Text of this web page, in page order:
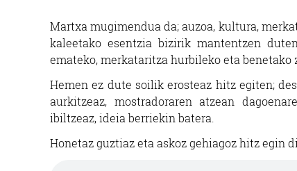
Martxa mugimendua da; auzoa, kultura,
kaleetako esentzia bizirik mantentzen
emateko, merkataritza hurbileko eta benetako
Hemen ez dute soilik erosteaz hitz egiten;
aurkitzeaz, mostradoraren atzean
ibiltzeaz, ideia berriekin batera.
Honetaz guztiaz eta askoz gehiagoz hitz egin